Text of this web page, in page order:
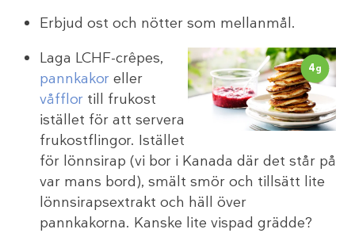
Erbjud ost och nötter som mellanmål.
4g
Laga LCHF-crêpes,
pannkakor eller
våfflor till frukost
istället för att servera
frukostflingor. Istället
för lönnsirap (vi bor i Kanada där det står på
var mans bord), smält smör och tillsätt lite
lönnsirapsextrakt och häll över
pannkakorna. Kanske lite vispad grädde?